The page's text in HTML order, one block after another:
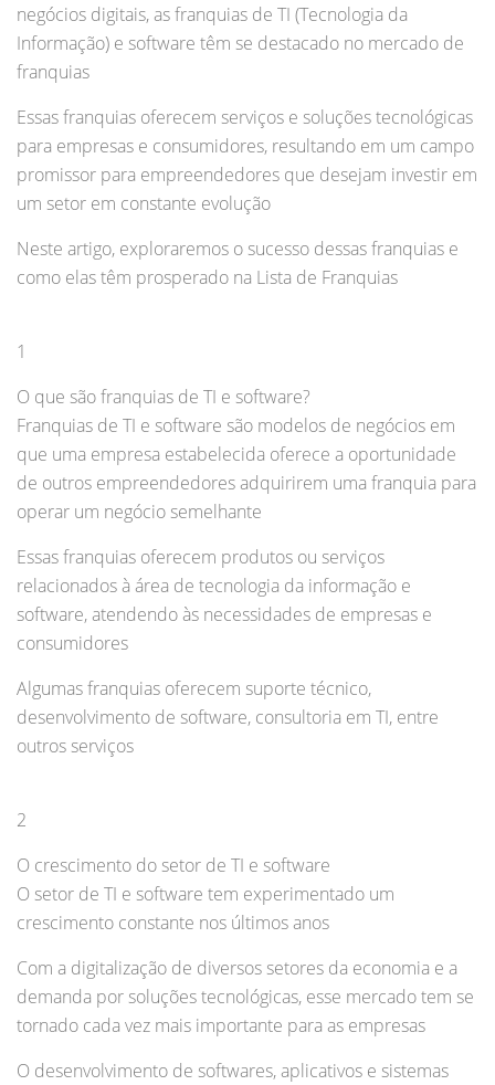
negócios digitais, as franquias de TI (Tecnologia da
Informação) e software têm se destacado no mercado de
franquias
Essas franquias oferecem serviços e soluções tecnológicas
para empresas e consumidores, resultando em um campo
promissor para empreendedores que desejam investir em
um setor em constante evolução
Neste artigo, exploraremos o sucesso dessas franquias e
como elas têm prosperado na Lista de Franquias
1
O que são franquias de TI e software?
Franquias de TI e software são modelos de negócios em
que uma empresa estabelecida oferece a oportunidade
de outros empreendedores adquirirem uma franquia para
operar um negócio semelhante
Essas franquias oferecem produtos ou serviços
relacionados à área de tecnologia da informação e
software, atendendo às necessidades de empresas e
consumidores
Algumas franquias oferecem suporte técnico,
desenvolvimento de software, consultoria em TI, entre
outros serviços
2
O crescimento do setor de TI e software
O setor de TI e software tem experimentado um
crescimento constante nos últimos anos
Com a digitalização de diversos setores da economia e a
demanda por soluções tecnológicas, esse mercado tem se
tornado cada vez mais importante para as empresas
O desenvolvimento de softwares, aplicativos e sistemas